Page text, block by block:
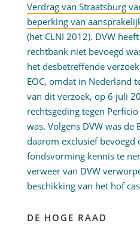
Verdrag van Straatsburg
beperking van
(het CLNI 2012). DVW
rechtbank niet bevoegd
het desbetreffende
EOC, omdat in Nederland
van dit verzoek, op 6 juli
rechtsgeding tegen
was. Volgens DVW was de
daarom exclusief bevoegd
fondsvorming kennis te
verweer van DVW
beschikking van het hof
DE HOGE RAAD